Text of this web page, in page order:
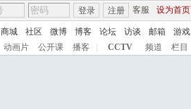
客服 设为首页
登录 注册
商城 社区 微博 博客 论坛 访谈 邮箱
游戏
动画片 公开课 播客 CCTV 频道 栏目